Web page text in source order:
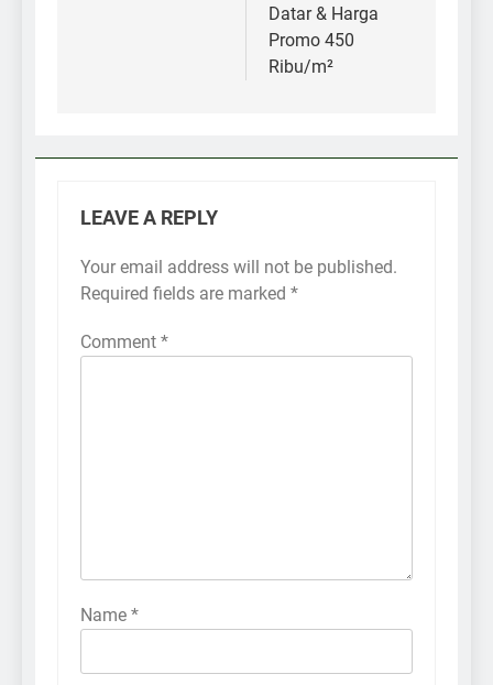
Datar & Harga
Promo 450
Ribu/m²
LEAVE A REPLY
Your email address will not be published.
Required fields are marked *
Comment *
Name *